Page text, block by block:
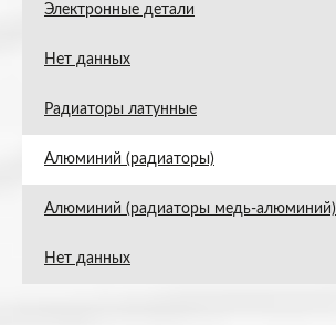
Электронные детали
Нет данных
Радиаторы латунные
Алюминий (радиаторы)
Алюминий (радиаторы медь-алюминий)
Нет данных